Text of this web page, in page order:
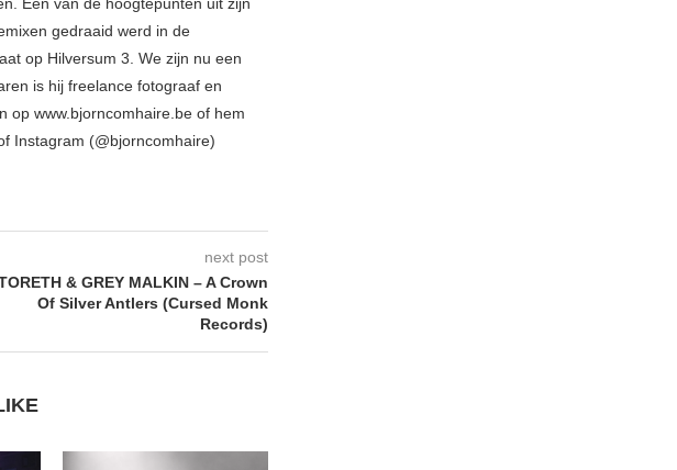
gedraaid werd in de
op Hilversum 3. We zijn nu een
is hij freelance fotograaf en
op www.bjorncomhaire.be of hem
Instagram (@bjorncomhaire)
next post
& GREY MALKIN – A Crown
Of Silver Antlers (Cursed Monk
Records)